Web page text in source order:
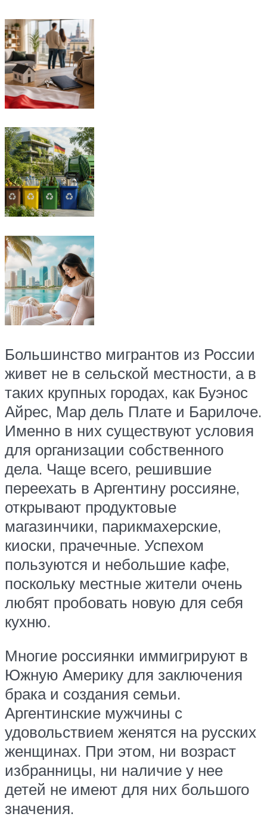
Большинство мигрантов из России
живет не в сельской местности, а в
таких крупных городах, как Буэнос
Айрес, Мар дель Плате и Барилоче.
Именно в них существуют условия
для организации собственного
дела. Чаще всего, решившие
переехать в Аргентину россияне,
открывают продуктовые
магазинчики, парикмахерские,
киоски, прачечные. Успехом
пользуются и небольшие кафе,
поскольку местные жители очень
любят пробовать новую для себя
кухню.
Многие россиянки иммигрируют в
Южную Америку для заключения
брака и создания семьи.
Аргентинские мужчины с
удовольствием женятся на русских
женщинах. При этом, ни возраст
избранницы, ни наличие у нее
детей не имеют для них большого
значения.